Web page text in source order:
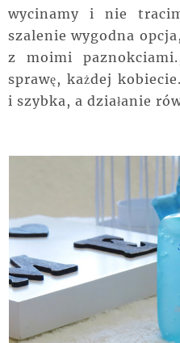
wycinamy i nie
szalenie wygodna
z moimi
sprawę, każdej
i szybka, a działanie